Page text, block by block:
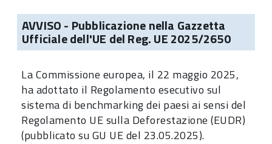
AVVISO - Pubblicazione nella Gazzetta
Ufficiale dell'UE del Reg. UE 2025/2650
La Commissione europea, il 22 maggio 2025,
ha adottato il Regolamento esecutivo sul
sistema di benchmarking dei paesi ai sensi del
Regolamento UE sulla Deforestazione (EUDR)
(pubblicato su GU UE del 23.05.2025).